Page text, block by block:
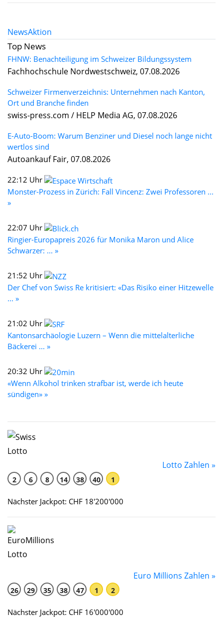
NewsAktion
Top News
FHNW: Benachteiligung im Schweizer Bildungssystem
Fachhochschule Nordwestschweiz, 07.08.2026
Schweizer Firmenverzeichnis: Unternehmen nach Kanton,
Ort und Branche finden
swiss-press.com / HELP Media AG, 07.08.2026
E-Auto-Boom: Warum Benziner und Diesel noch lange nicht
wertlos sind
Autoankauf Fair, 07.08.2026
22:12 Uhr
Monster-Prozess in Zürich: Fall Vincenz: Zwei Professoren ...
»
22:07 Uhr
Ringier-Europapreis 2026 für Monika Maron und Alice
Schwarzer: ... »
21:52 Uhr
Der Chef von Swiss Re kritisiert: «Das Risiko einer Hitzewelle
... »
21:02 Uhr
Kantonsarchäologie Luzern – Wenn die mittelalterliche
Bäckerei ... »
20:32 Uhr
«Wenn Alkohol trinken strafbar ist, werde ich heute
sündigen» »
Lotto Zahlen »
2 6 8 14 38 40 1
Nächster Jackpot: CHF 18'200'000
Euro Millions Zahlen »
26 29 35 38 47 1 2
Nächster Jackpot: CHF 16'000'000